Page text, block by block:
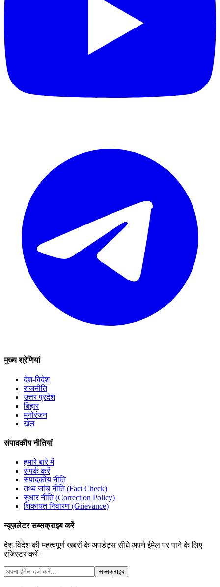
मुख्य श्रेणियां
देश-विदेश
राजनीति
उत्तर प्रदेश
बिहार
मनोरंजन
खेल
संपादकीय नीतियां
हमारे बारे में
संपर्क करें
संपादकीय नीति
तथ्य जांच नीति (Fact Check)
सुधार नीति (Correction Policy)
शिकायत निवारण (Grievance)
न्यूज़लेटर सब्सक्राइब करें
देश-विदेश की महत्वपूर्ण खबरों के अपडेट्स सीधे अपने ईमेल पर पाने के लिए
रजिस्टर करें।
सब्सक्राइब